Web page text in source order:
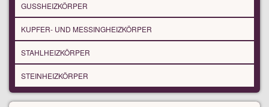
GUSSHEIZKÖRPER
KUPFER- UND MESSINGHEIZKÖRPER
STAHLHEIZKÖRPER
STEINHEIZKÖRPER